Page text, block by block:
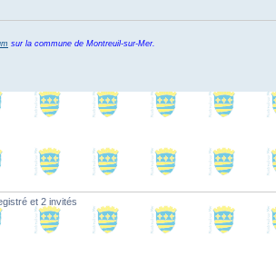
sur la commune de Montreuil-sur-Mer.
et 2 invités